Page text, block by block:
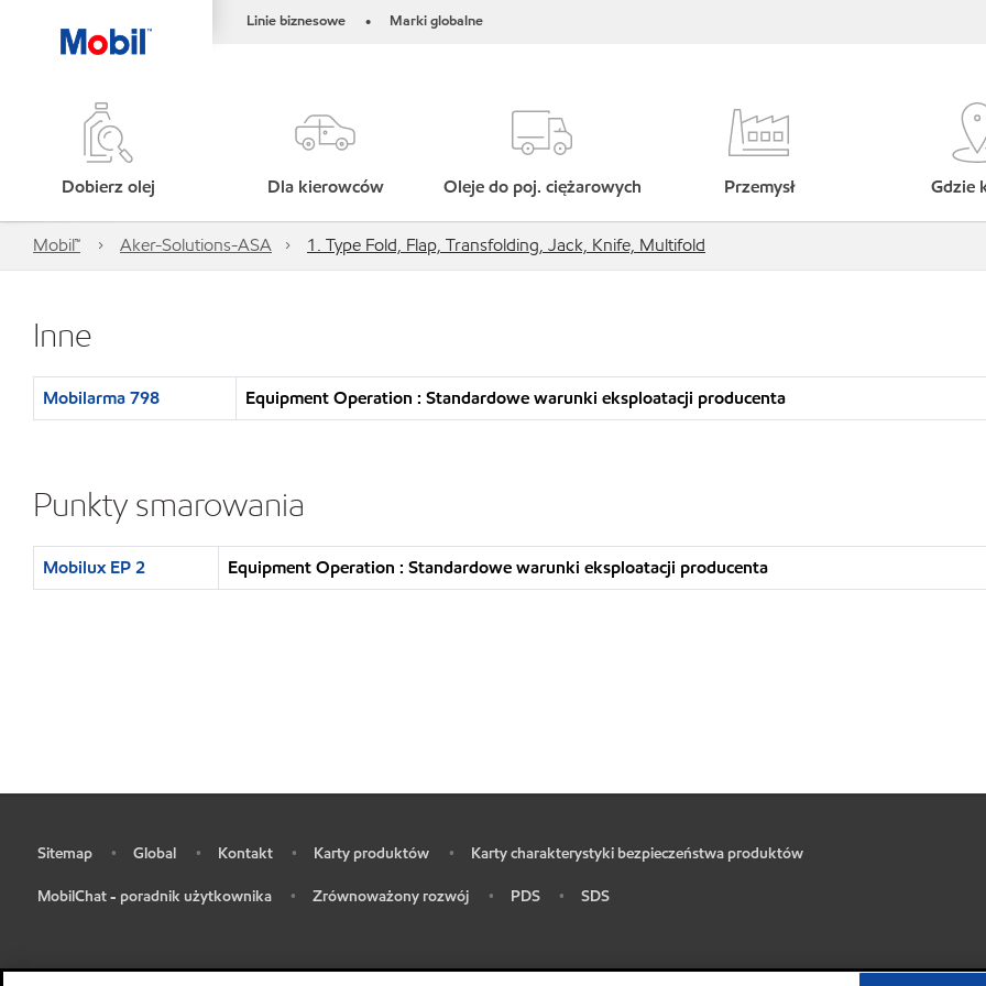
Linie biznesowe • Marki globalne
Dobierz olej Dla kierowców Oleje do poj. ciężarowych Przemysł Gdzie
Mobil™ Aker-Solutions-ASA 1. Type Fold, Flap, Transfolding, Jack, Knife, Multifold
Inne
Mobilarma 798 Equipment Operation : Standardowe warunki eksploatacji producenta
Punkty smarowania
Mobilux EP 2 Equipment Operation : Standardowe warunki eksploatacji producenta
Sitemap • Global • Kontakt • Karty produktów • Karty charakterystyki bezpieczeństwa produktów
MobilChat - poradnik użytkownika • Zrównoważony rozwój • PDS • SDS